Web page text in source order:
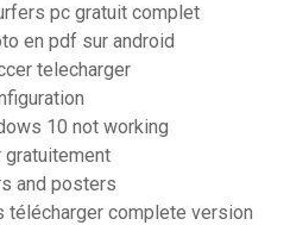
pc gratuit complet
en pdf sur android
telecharger
10 not working
and posters
télécharger complete version